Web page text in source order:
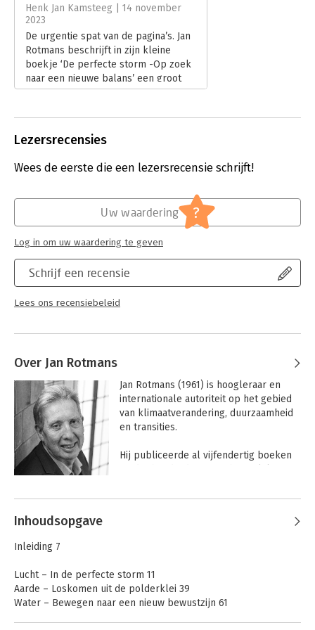
Hoofdrubriek: Mens en maatschappij
Henk Jan Kamsteeg | 14 november
2023
De urgentie spat van de pagina’s. Jan
Rotmans beschrijft in zijn kleine
boekje ‘De perfecte storm -Op zoek
naar een nieuwe balans’ een groot
probleem. Of beter: vele grote
kunnen doen.
Lees verder
Lezersrecensies
Wees de eerste die een lezersrecensie schrijft!
Schrijf een recensie
Lees ons recensiebeleid
Uw waardering ?
Log in om uw waardering te geven
Over Jan Rotmans
Jan Rotmans (1961) is hoogleraar en
internationale autoriteit op het gebied
van klimaatverandering, duurzaamheid
en transities.
Hij publiceerde al vijfendertig boeken
duurzaamheid en transities. Hij
buitenland over hoe ze kunnen
transformeren naar duurzame
organisaties. Hij was oprichter van het
transitie-instituut DRIFT en startte tal
Andere boeken door Jan Rotmans
Inhoudsopgave
Inleiding 7
Lucht – In de perfecte storm 11
Aarde – Loskomen uit de polderklei 39
Water – Bewegen naar een nieuw bewustzijn 61